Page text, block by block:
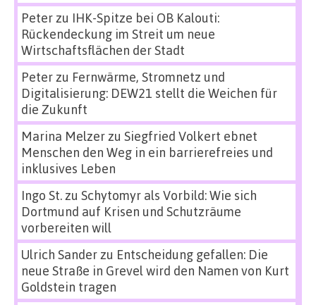
Peterzu IHK-Spitze bei OB Kalouti:
Rückendeckung im Streit um neue
Wirtschaftsflächen der Stadt
Peterzu Fernwärme, Stromnetz und
Digitalisierung: DEW21 stellt die Weichen für
die Zukunft
Marina Melzerzu Siegfried Volkert ebnet
Menschen den Weg in ein barrierefreies und
inklusives Leben
Ingo St.zu Schytomyr als Vorbild: Wie sich
Dortmund auf Krisen und Schutzräume
vorbereiten will
Ulrich Sanderzu Entscheidung gefallen: Die
neue Straße in Grevel wird den Namen von Kurt
Goldstein tragen